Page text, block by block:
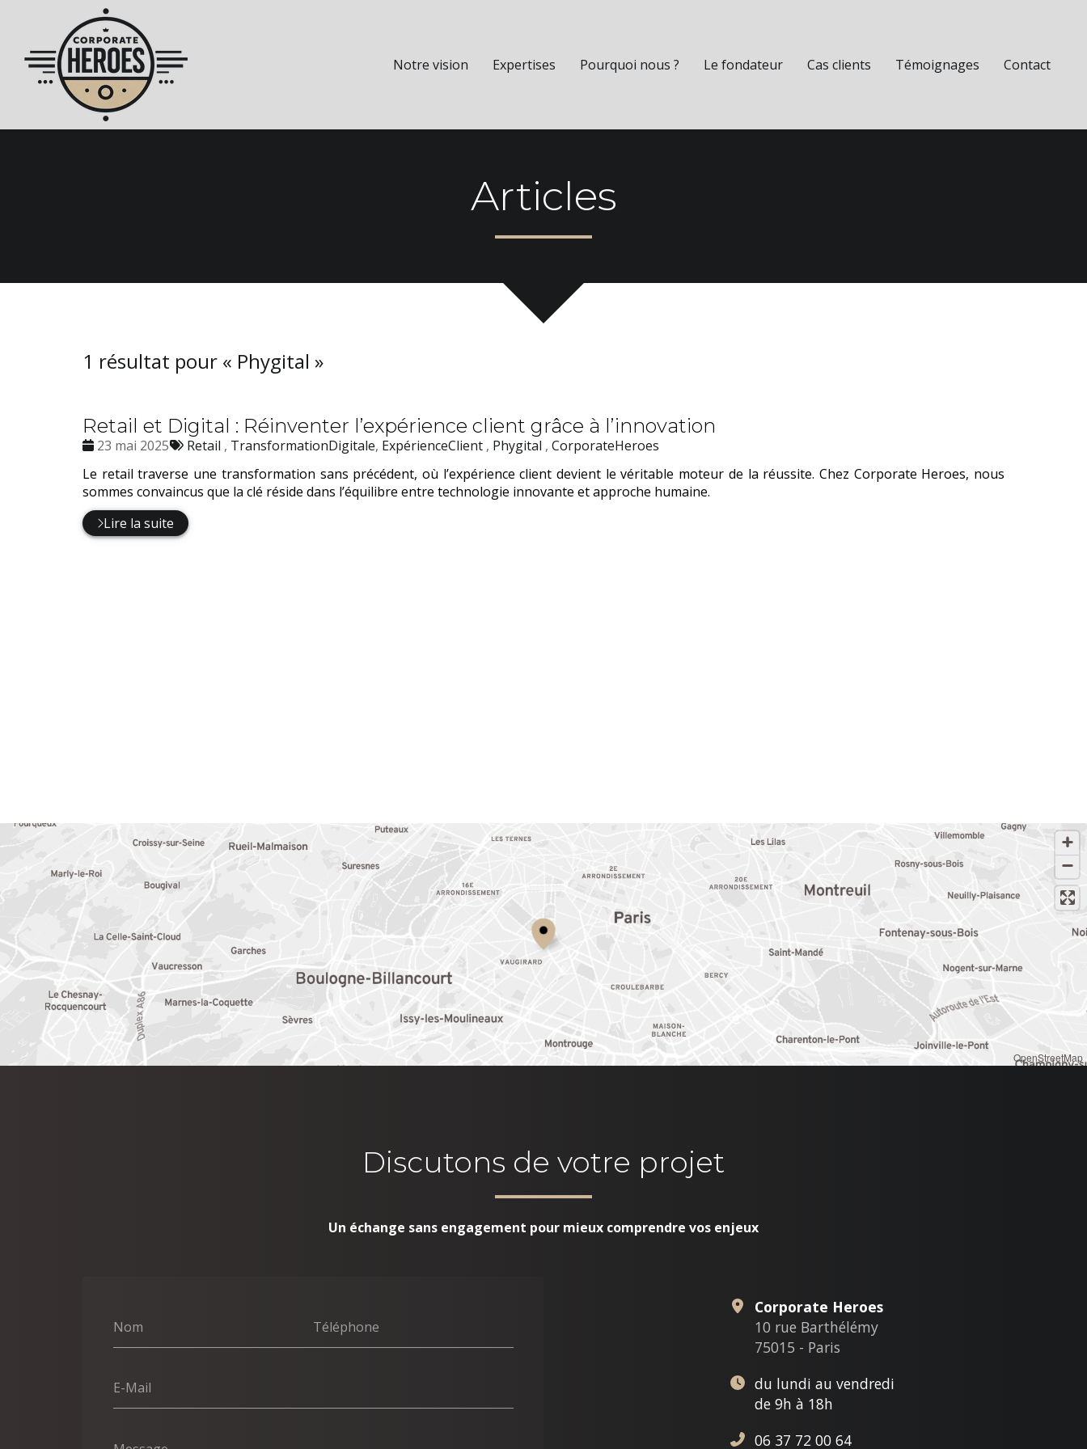
Notre vision Expertises Pourquoi nous ? Le fondateur Cas clients Témoignages Contact
Articles
1 résultat pour « Phygital »
Retail et Digital : Réinventer l’expérience client grâce à l’innovation
Date
23 mai 2025
Tags
Retail , TransformationDigitale, ExpérienceClient , Phygital , CorporateHeroes
Le retail traverse une transformation sans précédent, où l’expérience client devient le véritable moteur de la réussite. Chez Corporate Heroes, nous
sommes convaincus que la clé réside dans l’équilibre entre technologie innovante et approche humaine.
Lire la suite
OpenStreetMap
Discutons de votre projet
Un échange sans engagement pour mieux comprendre vos enjeux
Nom Téléphone
E-Mail
Corporate Heroes
10 rue Barthélémy
75015 - Paris
du lundi au vendredi
de 9h à 18h
06 37 72 00 64